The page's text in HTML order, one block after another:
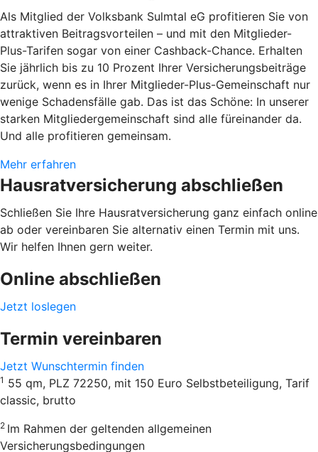
Als Mitglied der Volksbank Sulmtal eG profitieren Sie von
attraktiven Beitragsvorteilen – und mit den Mitglieder-
Plus-Tarifen sogar von einer Cashback-Chance. Erhalten
Sie jährlich bis zu 10 Prozent Ihrer Versicherungsbeiträge
zurück, wenn es in Ihrer Mitglieder-Plus-Gemeinschaft nur
wenige Schadensfälle gab. Das ist das Schöne: In unserer
starken Mitgliedergemeinschaft sind alle füreinander da.
Und alle profitieren gemeinsam.
Mehr erfahren
Hausratversicherung abschließen
Schließen Sie Ihre Hausratversicherung ganz einfach online
ab oder vereinbaren Sie alternativ einen Termin mit uns.
Wir helfen Ihnen gern weiter.
Online abschließen
Jetzt loslegen
Termin vereinbaren
Jetzt Wunschtermin finden
1 55 qm, PLZ 72250, mit 150 Euro Selbstbeteiligung, Tarif
classic, brutto
2 Im Rahmen der geltenden allgemeinen
Versicherungsbedingungen